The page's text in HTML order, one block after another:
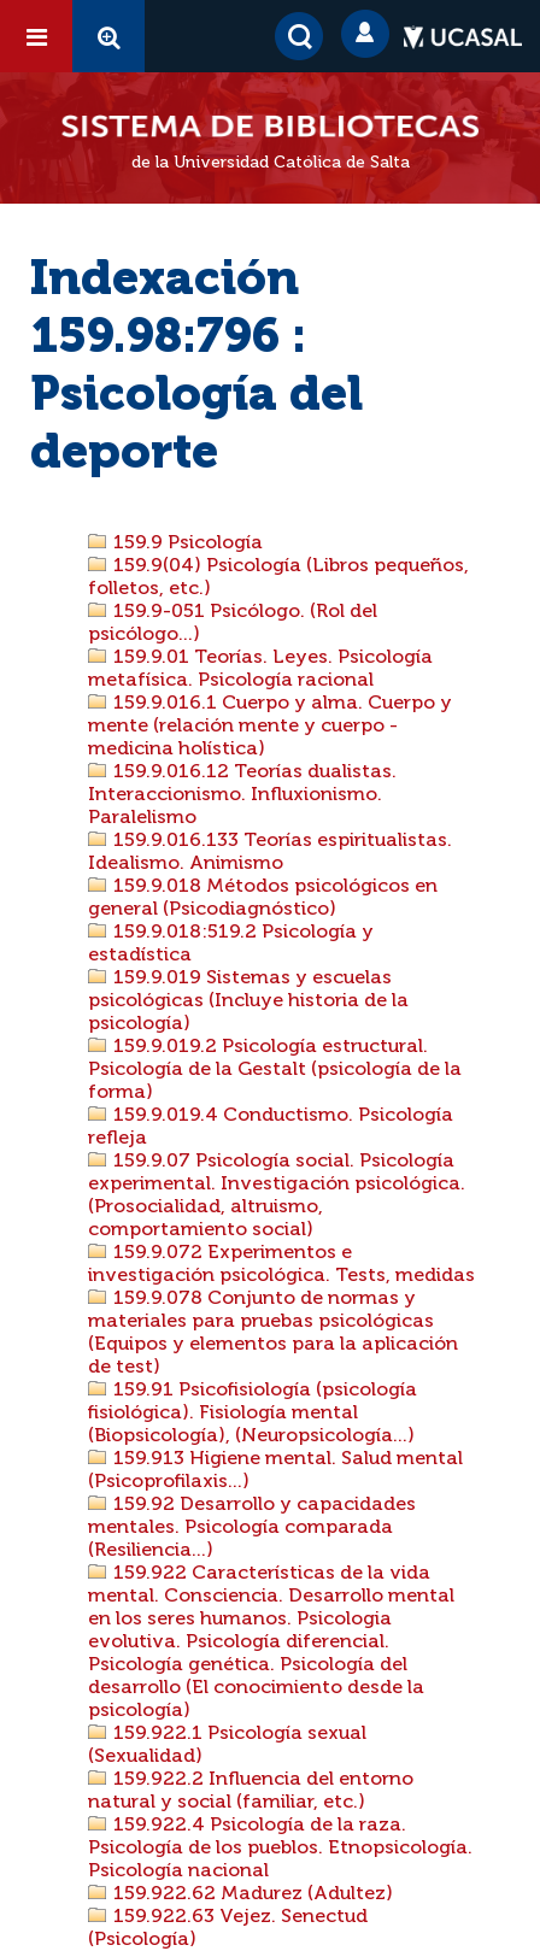
de la Universidad Católica de Salta
Indexación
159.98:796 :
Psicología del
deporte
159.9 Psicología
159.9(04) Psicología (Libros pequeños,
folletos, etc.)
159.9-051 Psicólogo. (Rol del
psicólogo...)
159.9.01 Teorías. Leyes. Psicología
metafísica. Psicología racional
159.9.016.1 Cuerpo y alma. Cuerpo y
mente (relación mente y cuerpo -
medicina holística)
159.9.016.12 Teorías dualistas.
Interaccionismo. Influxionismo.
Paralelismo
159.9.016.133 Teorías espiritualistas.
Idealismo. Animismo
159.9.018 Métodos psicológicos en
general (Psicodiagnóstico)
159.9.018:519.2 Psicología y
estadística
159.9.019 Sistemas y escuelas
psicológicas (Incluye historia de la
psicología)
159.9.019.2 Psicología estructural.
Psicología de la Gestalt (psicología de la
forma)
159.9.019.4 Conductismo. Psicología
refleja
159.9.07 Psicología social. Psicología
experimental. Investigación psicológica.
(Prosocialidad, altruismo,
comportamiento social)
159.9.072 Experimentos e
investigación psicológica. Tests, medidas
159.9.078 Conjunto de normas y
materiales para pruebas psicológicas
(Equipos y elementos para la aplicación
de test)
159.91 Psicofisiología (psicología
fisiológica). Fisiología mental
(Biopsicología), (Neuropsicología...)
159.913 Higiene mental. Salud mental
(Psicoprofilaxis...)
159.92 Desarrollo y capacidades
mentales. Psicología comparada
(Resiliencia...)
159.922 Características de la vida
mental. Consciencia. Desarrollo mental
en los seres humanos. Psicologia
evolutiva. Psicología diferencial.
Psicología genética. Psicología del
desarrollo (El conocimiento desde la
psicología)
159.922.1 Psicología sexual
(Sexualidad)
159.922.2 Influencia del entorno
natural y social (familiar, etc.)
159.922.4 Psicología de la raza.
Psicología de los pueblos. Etnopsicología.
Psicología nacional
159.922.62 Madurez (Adultez)
159.922.63 Vejez. Senectud
(Psicología)